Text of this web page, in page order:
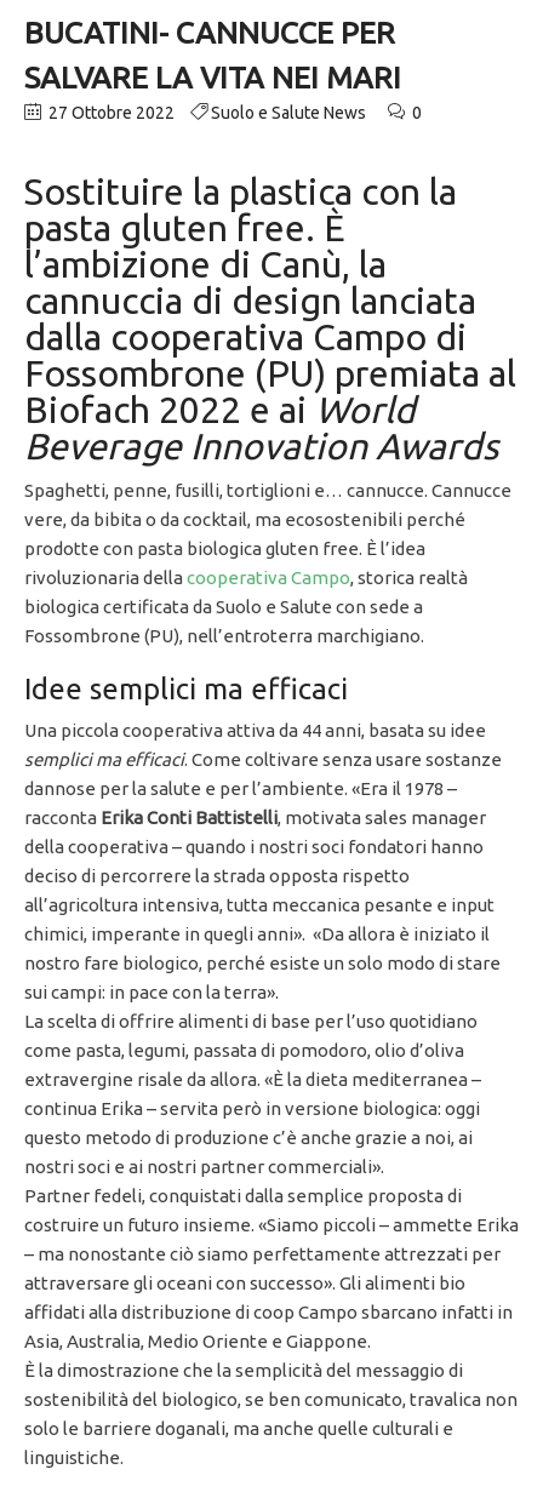
BUCATINI- CANNUCCE PER
SALVARE LA VITA NEI MARI
27 Ottobre 2022 Suolo e Salute News 0
Sostituire la plastica con la
pasta gluten free. È
l’ambizione di Canù, la
cannuccia di design lanciata
dalla cooperativa Campo di
Fossombrone (PU) premiata al
Biofach 2022 e ai World
Beverage Innovation Awards
Spaghetti, penne, fusilli, tortiglioni e… cannucce. Cannucce
vere, da bibita o da cocktail, ma ecosostenibili perché
prodotte con pasta biologica gluten free. È l’idea
rivoluzionaria dellacooperativa Campo, storica realtà
biologica certificata da Suolo e Salute con sede a
Fossombrone (PU), nell’entroterra marchigiano.
Idee semplici ma efficaci
Una piccola cooperativa attiva da 44 anni, basata su idee
semplici ma efficaci. Come coltivare senza usare sostanze
dannose per la salute e per l’ambiente. «Era il 1978 –
racconta Erika Conti Battistelli, motivata sales manager
della cooperativa – quando i nostri soci fondatori hanno
deciso di percorrere la strada opposta rispetto
all’agricoltura intensiva, tutta meccanica pesante e input
chimici, imperante in quegli anni». «Da allora è iniziato il
nostro fare biologico, perché esiste un solo modo di stare
sui campi: in pace con la terra».
La scelta di offrire alimenti di base per l’uso quotidiano
come pasta, legumi, passata di pomodoro, olio d’oliva
extravergine risale da allora. «È la dieta mediterranea –
continua Erika – servita però in versione biologica: oggi
questo metodo di produzione c’è anche grazie a noi, ai
nostri soci e ai nostri partner commerciali».
Partner fedeli, conquistati dalla semplice proposta di
costruire un futuro insieme. «Siamo piccoli – ammette Erika
– ma nonostante ciò siamo perfettamente attrezzati per
attraversare gli oceani con successo». Gli alimenti bio
affidati alla distribuzione di coop Campo sbarcano infatti in
Asia, Australia, Medio Oriente e Giappone.
È la dimostrazione che la semplicità del messaggio di
sostenibilità del biologico, se ben comunicato, travalica non
solo le barriere doganali, ma anche quelle culturali e
linguistiche.